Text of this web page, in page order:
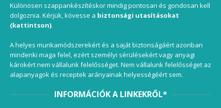
Különösen szappankészítéskor mindig pontosan és gondosan kell
dolgoznia. Kérjük, kövesse a biztonsági utasításokat
(kattintson).
A helyes munkamódszerekért és a saját biztonságáért azonban
mindenki maga felel, ezért személyi sérülésekért vagy anyagi
károkért nem vállalunk felelősséget. Nem vállalunk felelősséget az
alapanyagok és receptek arányainak helyességéért sem.
INFORMÁCIÓK A LINKEKRŐL*